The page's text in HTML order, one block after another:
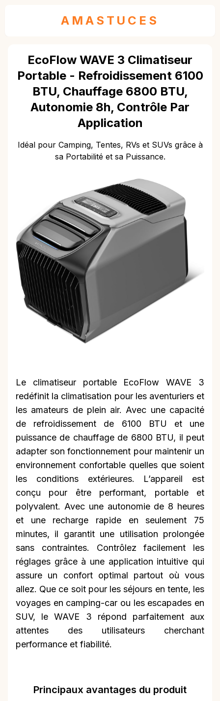
AMASTUCES
EcoFlow WAVE 3 Climatiseur
Portable - Refroidissement 6100
BTU, Chauffage 6800 BTU,
Autonomie 8h, Contrôle Par
Application
Idéal pour Camping, Tentes, RVs et SUVs grâce à
sa Portabilité et sa Puissance.
Le climatiseur portable EcoFlow WAVE 3
redéfinit la climatisation pour les aventuriers et
les amateurs de plein air. Avec une capacité
de refroidissement de 6100 BTU et une
puissance de chauffage de 6800 BTU, il peut
adapter son fonctionnement pour maintenir un
environnement confortable quelles que soient
les conditions extérieures. L’appareil est
conçu pour être performant, portable et
polyvalent. Avec une autonomie de 8 heures
et une recharge rapide en seulement 75
minutes, il garantit une utilisation prolongée
sans contraintes. Contrôlez facilement les
réglages grâce à une application intuitive qui
assure un confort optimal partout où vous
allez. Que ce soit pour les séjours en tente, les
voyages en camping-car ou les escapades en
SUV, le WAVE 3 répond parfaitement aux
attentes des utilisateurs cherchant
performance et fiabilité.
Principaux avantages du produit